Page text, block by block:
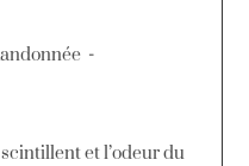
et l’odeur du